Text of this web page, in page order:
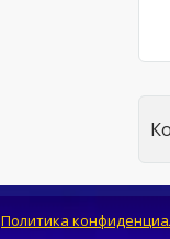
Политика